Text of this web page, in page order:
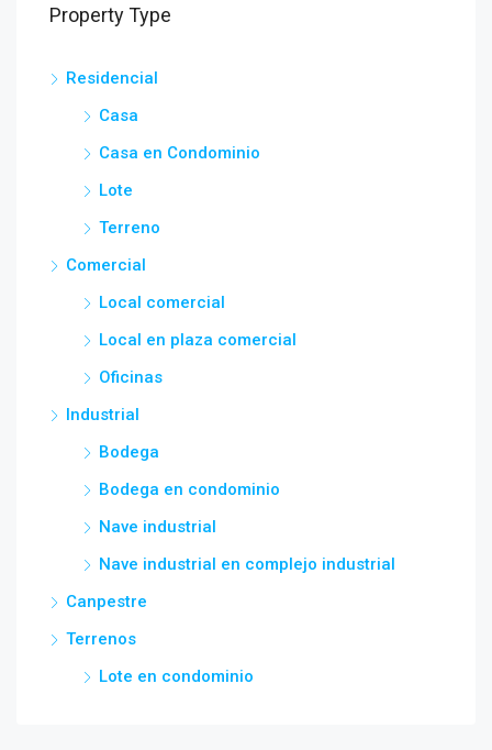
Property Type
Residencial
Casa
Casa en Condominio
Lote
Terreno
Comercial
Local comercial
Local en plaza comercial
Oficinas
Industrial
Bodega
Bodega en condominio
Nave industrial
Nave industrial en complejo industrial
Canpestre
Terrenos
Lote en condominio